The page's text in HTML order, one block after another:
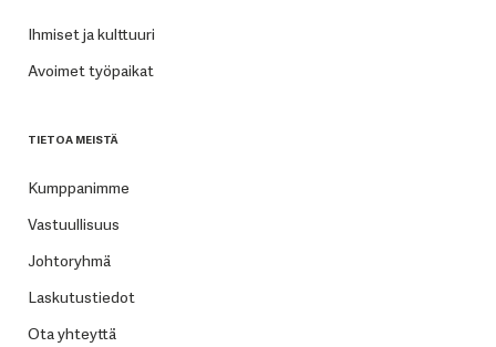
Ihmiset ja kulttuuri
Avoimet työpaikat
TIETOA MEISTÄ
Kumppanimme
Vastuullisuus
Johtoryhmä
Laskutustiedot
Ota yhteyttä